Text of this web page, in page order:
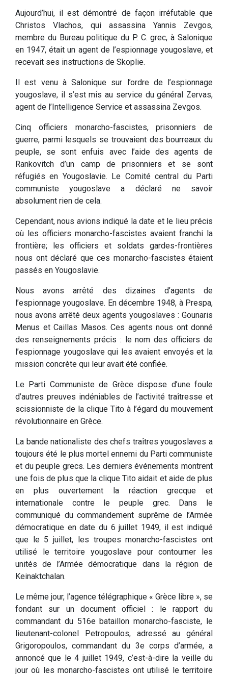
Aujourd’hui, il est démontré de façon irréfutable que
Christos Vlachos, qui assassina Yannis Zevgos,
membre du Bureau politique du P. C. grec, à Salonique
en 1947, était un agent de l’espionnage yougoslave, et
recevait ses instructions de Skoplie.
Il est venu à Salonique sur l’ordre de l’espionnage
yougoslave, il s’est mis au service du général Zervas,
agent de l’Intelligence Service et assassina Zevgos.
Cinq officiers monarcho-fascistes, prisonniers de
guerre, parmi lesquels se trouvaient des bourreaux du
peuple, se sont enfuis avec l’aide des agents de
Rankovitch d’un camp de prisonniers et se sont
réfugiés en Yougoslavie. Le Comité central du Parti
communiste yougoslave a déclaré ne savoir
absolument rien de cela.
Cependant, nous avions indiqué la date et le lieu précis
où les officiers monarcho-fascistes avaient franchi la
frontière; les officiers et soldats gardes-frontières
nous ont déclaré que ces monarcho-fascistes étaient
passés en Yougoslavie.
Nous avons arrêté des dizaines d’agents de
l’espionnage yougoslave. En décembre 1948, à Prespa,
nous avons arrêté deux agents yougoslaves : Gounaris
Menus et Caillas Masos. Ces agents nous ont donné
des renseignements précis : le nom des officiers de
l’espionnage yougoslave qui les avaient envoyés et la
mission concrète qui leur avait été confiée.
Le Parti Communiste de Grèce dispose d’une foule
d’autres preuves indéniables de l’activité traîtresse et
scissionniste de la clique Tito à l’égard du mouvement
révolutionnaire en Grèce.
La bande nationaliste des chefs traîtres yougoslaves a
toujours été le plus mortel ennemi du Parti communiste
et du peuple grecs. Les derniers événements montrent
une fois de plus que la clique Tito aidait et aide de plus
en plus ouvertement la réaction grecque et
internationale contre le peuple grec. Dans le
communiqué du commandement suprême de l’Armée
démocratique en date du 6 juillet 1949, il est indiqué
que le 5 juillet, les troupes monarcho-fascistes ont
utilisé le territoire yougoslave pour contourner les
unités de l’Armée démocratique dans la région de
Keinaktchalan.
Le même jour, l’agence télégraphique « Grèce libre », se
fondant sur un document officiel : le rapport du
commandant du 516e bataillon monarcho-fasciste, le
lieutenant-colonel Petropoulos, adressé au général
Grigoropoulos, commandant du 3e corps d’armée, a
annoncé que le 4 juillet 1949, c’est-à-dire la veille du
jour où les monarcho-fascistes ont utilisé le territoire